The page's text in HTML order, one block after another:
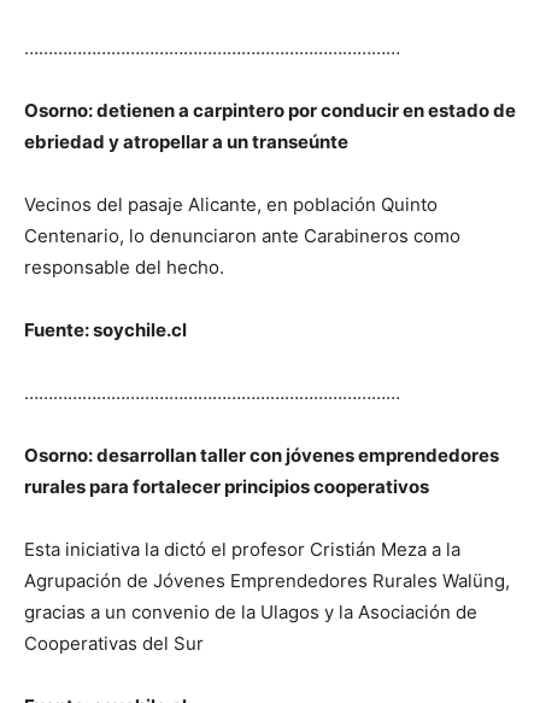
……………………………………………………………………
Osorno: detienen a carpintero por conducir en estado de
ebriedad y atropellar a un transeúnte
Vecinos del pasaje Alicante, en población Quinto
Centenario, lo denunciaron ante Carabineros como
responsable del hecho.
Fuente: soychile.cl
……………………………………………………………………
Osorno: desarrollan taller con jóvenes emprendedores
rurales para fortalecer principios cooperativos
Esta iniciativa la dictó el profesor Cristián Meza a la
Agrupación de Jóvenes Emprendedores Rurales Walüng,
gracias a un convenio de la Ulagos y la Asociación de
Cooperativas del Sur